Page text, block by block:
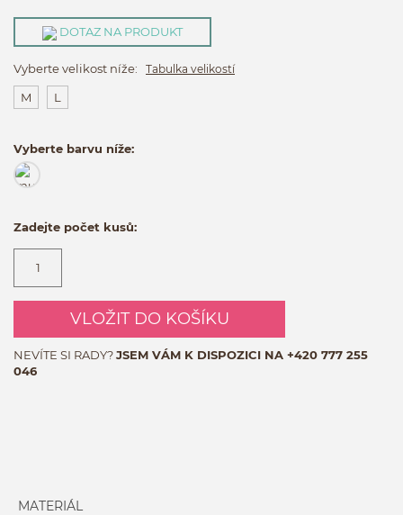
DOTAZ NA PRODUKT
Vyberte velikost níže: Tabulka velikostí
M L
Vyberte barvu níže:
Zadejte počet kusů:
VLOŽIT DO KOŠÍKU
NEVÍTE SI RADY?JSEM VÁM K DISPOZICI NA +420 777 255
046
MATERIÁL